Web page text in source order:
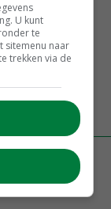
die als
schik gehad
U kunt
te
sitemenu naar
trekken via de